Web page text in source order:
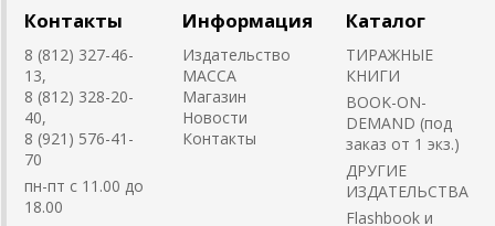
Контакты
8 (812) 327-46-
13,
8 (812) 328-20-
40,
8 (921) 576-41-
70
пн-пт с 11.00 до
18.00
Информация
Издательство
MACCA
Магазин
Новости
Контакты
Каталог
ТИРАЖНЫЕ
КНИГИ
BOOK-ON-
DEMAND (под
заказ от 1 экз.)
ДРУГИЕ
ИЗДАТЕЛЬСТВА
Flashbook и